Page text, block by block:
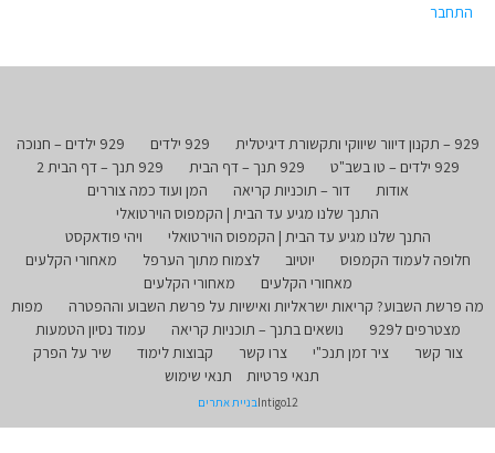
התחבר
929 – תקנון דיוור שיווקי ותקשורת דיגיטלית 929 ילדים
929 ילדים – חנוכה
929 ילדים – טו בשב"ט
929 תנך – דף הבית
929 תנך – דף הבית 2
אודות
דור – תוכניות קריאה
המן ועוד כמה צוררים
התנך שלנו מגיע עד הבית | הקמפוס הוירטואלי
התנך שלנו מגיע עד הבית | הקמפוס הוירטואלי
ויהי פודאקסט
חלופה לעמוד הקמפוס
יוטיוב לצמוח מתוך הערפל
מאחורי הקלעים
מאחורי הקלעים
מאחורי הקלעים
מה פרשת השבוע? קריאות ישראליות ואישיות על פרשת השבוע וההפטרה
מפות
מצטרפים ל929
נושאים בתנך – תוכניות קריאה
עמוד נסיון הטמעות
צור קשר
ציר זמן תנכ"י צרו קשר קבוצות לימוד
שיר על הפרק
תנאי פרטיות
תנאי שימוש
Intigo12בניית אתרים